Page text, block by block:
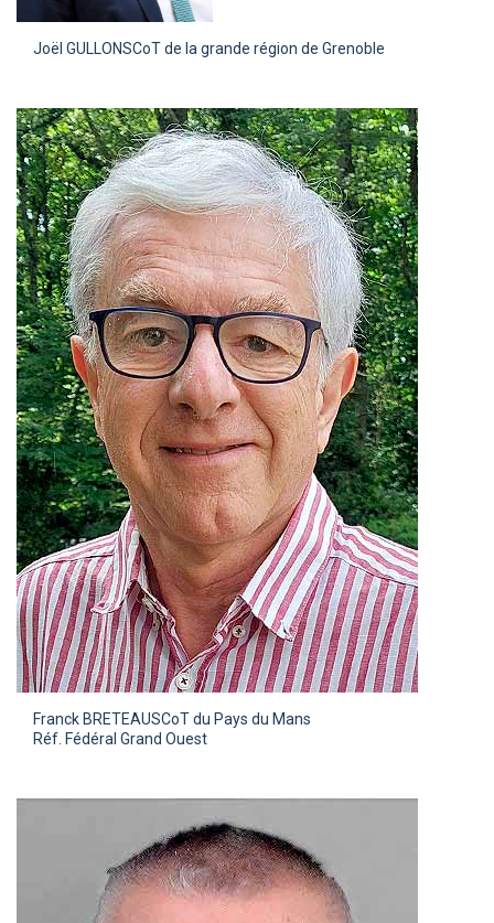
Joël GULLONSCoT de la grande région de Grenoble
Franck BRETEAUSCoT du Pays du Mans
Réf. Fédéral Grand Ouest